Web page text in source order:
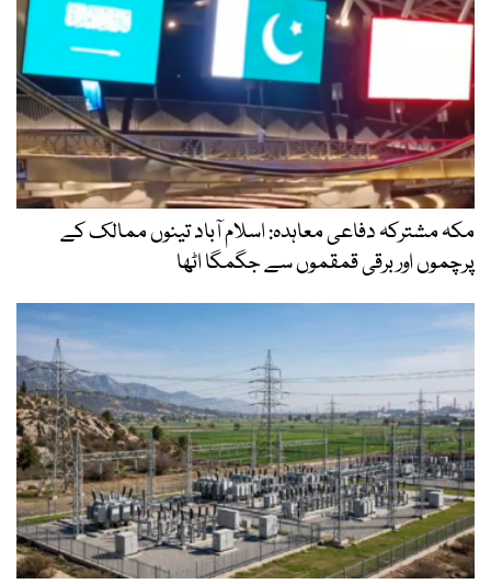
مکہ مشترکہ دفاعی معاہدہ: اسلام آباد تینوں ممالک کے
پرچموں اور برقی قمقموں سے جگمگا اٹھا